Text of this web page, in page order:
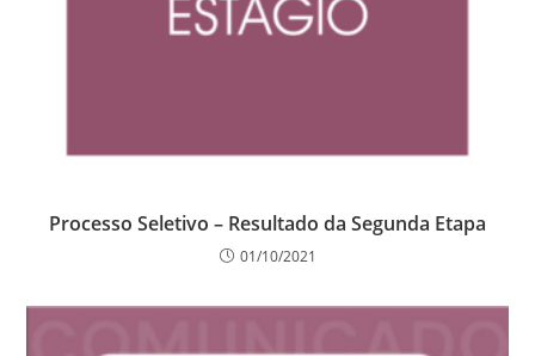
Processo Seletivo – Resultado da Segunda Etapa
01/10/2021